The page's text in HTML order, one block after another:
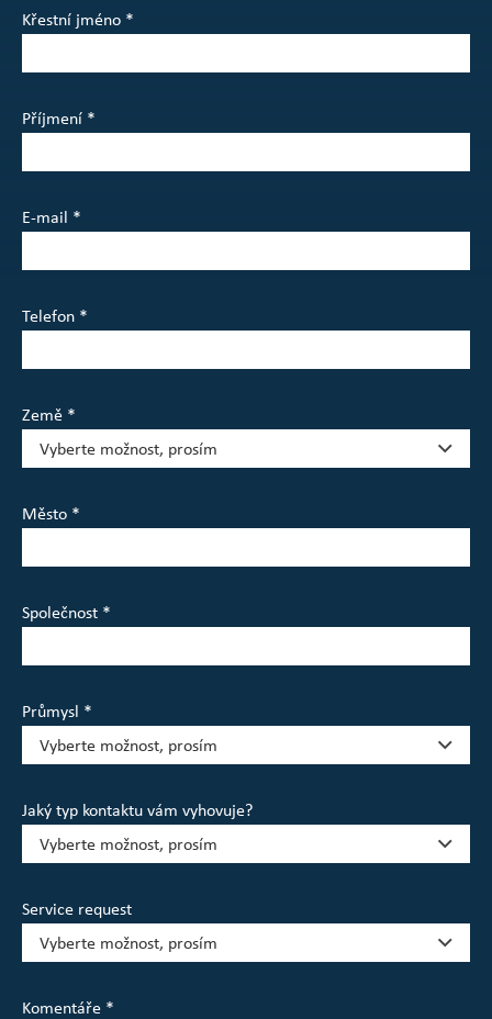
Křestní jméno *
Příjmení *
E-mail *
Telefon *
Země *
Město *
Společnost *
Průmysl *
Jaký typ kontaktu vám vyhovuje?
Service request
Komentáře *